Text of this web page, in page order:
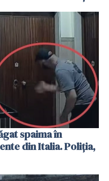
spaima în
din Italia. Poliția,